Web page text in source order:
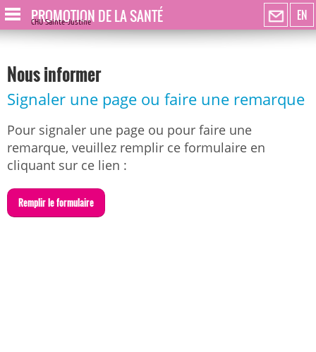
EN
PROMOTION DE LA SANTÉ
CHU Sainte-Justine
Nous informer
Signaler une page ou faire une remarque
Pour signaler une page ou pour faire une
remarque, veuillez remplir ce formulaire en
cliquant sur ce lien :
Remplir le formulaire